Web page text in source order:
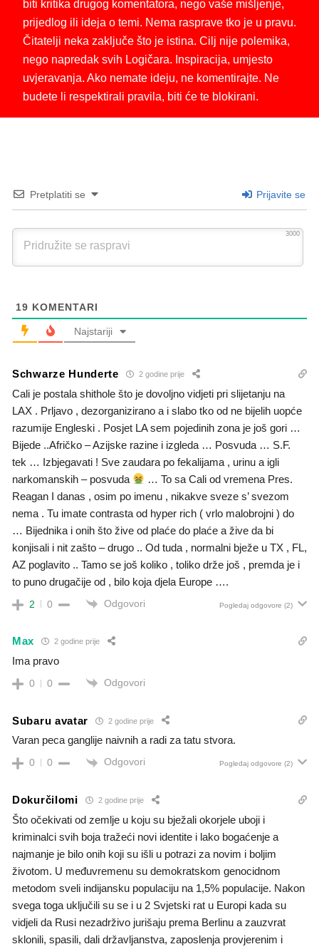
biti kritika drugog komentatora, nego vaše mišljenje,
prijedlog ili ideja o temi. Nema rasprave tko je u pravu.
Čitatelji neka zaključe što je istina. Cilj nije polemika,
nego napredak svih Logičara. Inspiracija, umjesto
uvjeravanja. Ako nemate ideju, ne komentirajte. Ne
budete li respektirali pravila, biti će te blokirani.
Pretplatiti se Prijavite se
3000
19 KOMENTARI
Najstariji
Schwarze Hunderte 2 godine prije
Cali je postala shithole što je dovoljno vidjeti pri slijetanju na
LAX . Prljavo , dezorganizirano a i slabo tko od ne bijelih uopće
razumije Engleski . Posjet LA sem pojedinih zona je još gori …
Bijede ..Afričko – Azijske razine i izgleda … Posvuda … S.F.
tek … Izbjegavati ! Sve zaudara po fekalijama , urinu a igli
narkomanskih – posvuda
… To sa Cali od vremena Pres.
Reagan I danas , osim po imenu , nikakve sveze s’ svezom
nema . Tu imate contrasta od hyper rich ( vrlo malobrojni ) do
… Bijednika i onih što žive od plaće do plaće a žive da bi
konjisali i nit zašto – drugo .. Od tuda , normalni bježe u TX , FL,
AZ poglavito .. Tamo se još koliko , toliko drže još , premda je i
to puno drugačije od , bilo koja djela Europe ….
2 0 Odgovori Pogledaj odgovore (2)
Max 2 godine prije
Ima pravo
0 0 Odgovori
Subaru avatar 2 godine prije
Varan peca ganglije naivnih a radi za tatu stvora.
0 0 Odgovori Pogledaj odgovore (2)
Dokurčilomi 2 godine prije
Što očekivati od zemlje u koju su bježali okorjele uboji i
kriminalci svih boja tražeći novi identite i lako bogaćenje a
najmanje je bilo onih koji su išli u potrazi za novim i boljim
životom. U međuvremenu su demokratskom genocidnom
metodom sveli indijansku populaciju na 1,5% populacije. Nakon
svega toga uključili su se i u 2 Svjetski rat u Europi kada su
vidjeli da Rusi nezadrživo jurišaju prema Berlinu a zauzvrat
sklonili, spasili, dali državljanstva, zaposlenja provjerenim i